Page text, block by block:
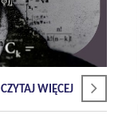
CZYTAJ WIĘCEJ